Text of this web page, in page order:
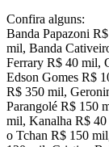
Confira alguns:
Banda Papazoni
mil, Banda
Ferrary R$ 40 mil,
Edson Gomes R$
R$ 350 mil,
Parangolé R$ 150
mil, Kanalha R$
o Tchan R$ 150